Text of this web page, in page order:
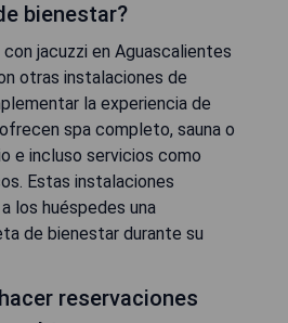
bienestar?
jacuzzi en Aguascalientes
otras instalaciones de
la experiencia de
spa completo, sauna o
e incluso servicios como
Estas instalaciones
los huéspedes una
de bienestar durante su
reservaciones